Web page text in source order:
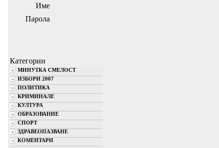
Име
Парола
Категории
МИНУТКА СМЕЛОСТ
ИЗБОРИ 2007
ПОЛИТИКА
КРИМИНАЛЕ
КУЛТУРА
ОБРАЗОВАНИЕ
СПОРТ
ЗДРАВЕОПАЗВАНЕ
КОМЕНТАРИ